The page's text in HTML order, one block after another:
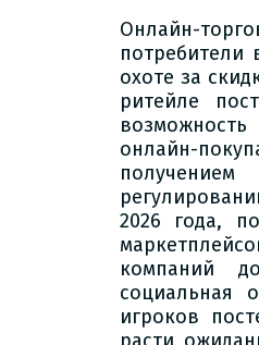
Онлайн-
потребители
охоте за
ритейле
онлайн-
2026 года,
компаний
социальная
игроков